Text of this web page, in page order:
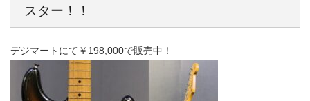
スター！！
デジマートにて￥198,000で販売中！